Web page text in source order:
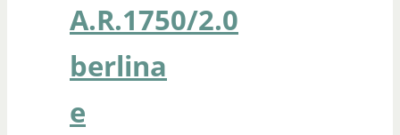
A.R.1750/2.0
berlina
e